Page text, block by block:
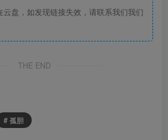
盘，如发现链接失效，请联系我们我们
THE END
# 孤胆